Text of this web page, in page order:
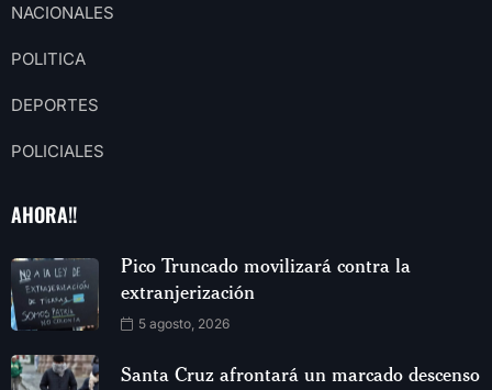
NACIONALES
POLITICA
DEPORTES
POLICIALES
AHORA!!
Pico Truncado movilizará contra la
extranjerización
5 agosto, 2026
Santa Cruz afrontará un marcado descenso